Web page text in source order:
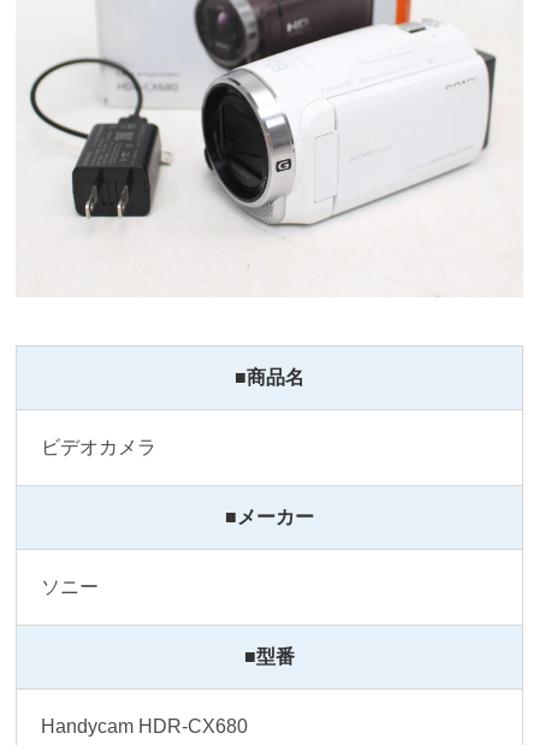
■商品名
ビデオカメラ
■メーカー
ソニー
■型番
Handycam HDR-CX680